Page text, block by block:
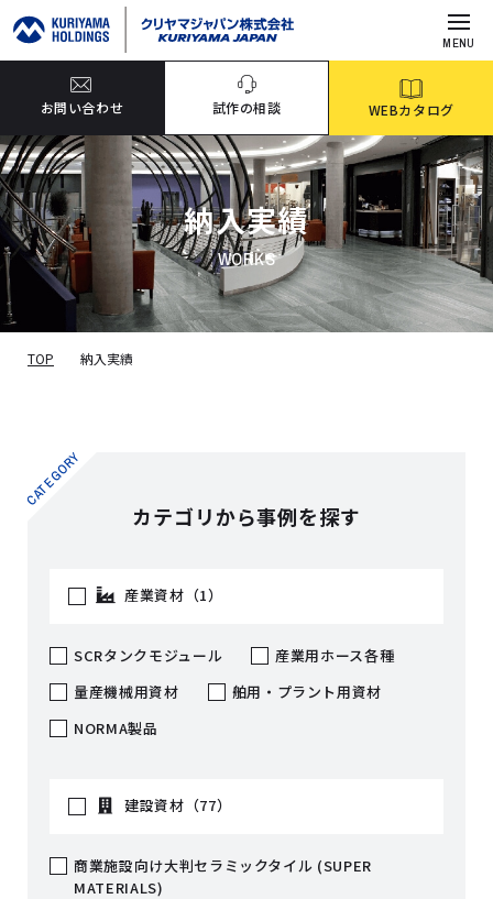
MENU
お問い合わせ 試作の相談 WEBカタログ
納入実績
WORKS
TOP 納入実績
CATEGORY
カテゴリから事例を探す
産業資材（1）
SCRタンクモジュール
産業用ホース各種
量産機械用資材
舶用・プラント用資材
NORMA製品
建設資材（77）
商業施設向け大判セラミックタイル (SUPER
MATERIALS)